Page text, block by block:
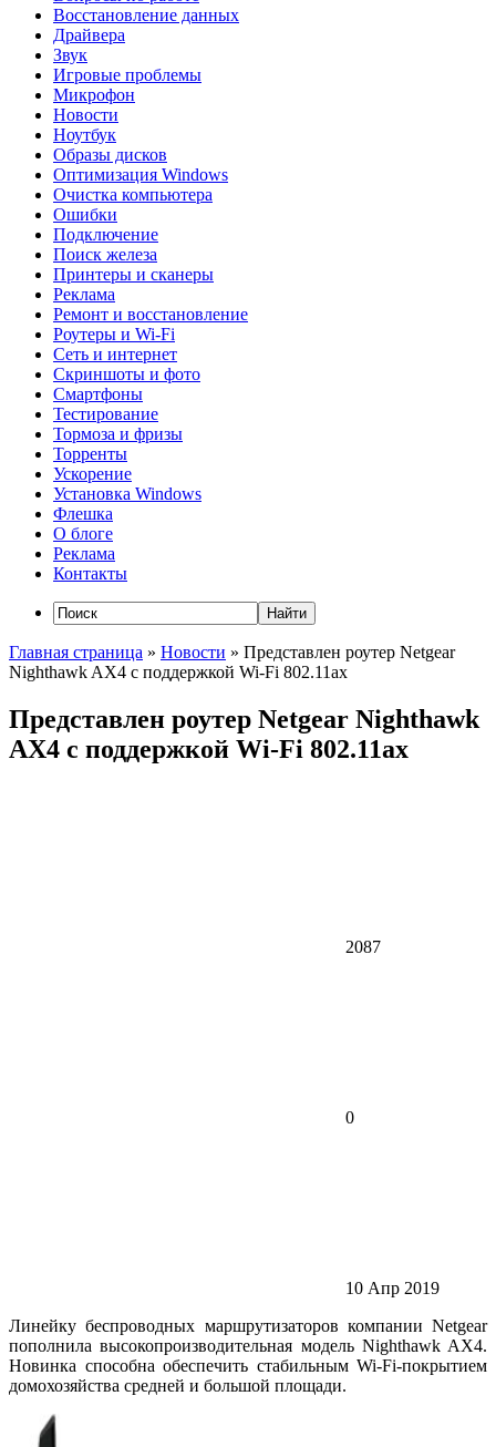
Восстановление данных
Драйвера
Звук
Игровые проблемы
Микрофон
Новости
Ноутбук
Образы дисков
Оптимизация Windows
Очистка компьютера
Ошибки
Подключение
Поиск железа
Принтеры и сканеры
Реклама
Ремонт и восстановление
Роутеры и Wi-Fi
Сеть и интернет
Скриншоты и фото
Смартфоны
Тестирование
Тормоза и фризы
Торренты
Ускорение
Установка Windows
Флешка
О блоге
Реклама
Контакты
Главная страница » Новости » Представлен роутер Netgear
Nighthawk AX4 с поддержкой Wi-Fi 802.11ax
Представлен роутер Netgear Nighthawk
AX4 с поддержкой Wi-Fi 802.11ax
2087
0
10 Апр 2019
Линейку беспроводных маршрутизаторов компании Netgear
пополнила высокопроизводительная модель Nighthawk AX4.
Новинка способна обеспечить стабильным Wi-Fi-покрытием
домохозяйства средней и большой площади.